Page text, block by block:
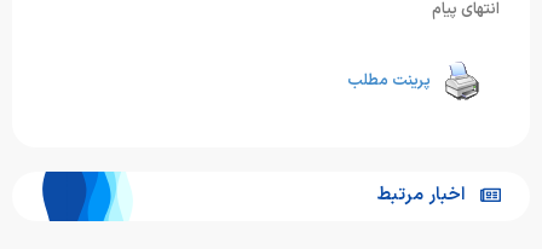
انتهای پیام
پرینت مطلب
اخبار مرتبط